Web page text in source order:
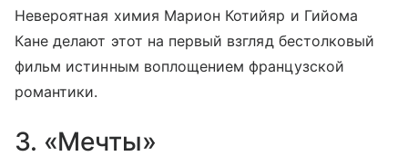
Невероятная химия Марион Котийяр и Гийома
Кане делают этот на первый взгляд бестолковый
фильм истинным воплощением французской
романтики.
3. «Мечты»